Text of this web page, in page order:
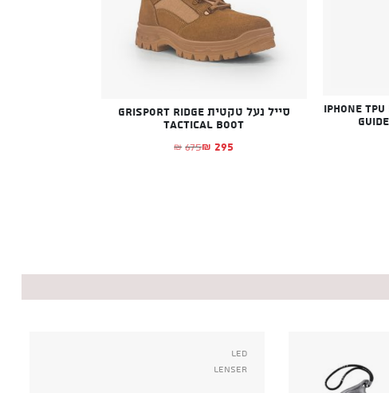
כיסוי אטום למים לאייפון 5 IPHONE TPU
סייל נעל טקטית Grisport Ridge
Tactical boot
₪ 675
המחיר המקורי היה: ₪675.₪ 295 המחיר הנוכחי הוא: ₪295.
Led
Lenser